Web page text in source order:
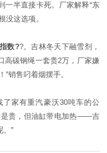
半直接卡死。厂家解释“东
没这选项。
数??。吉林冬天下融雪剂，
高碳钢绳一套贵2万，厂家嫌
”销售叼着烟摆手。
家有重汽豪沃30吨车的公
是贵，但油缸带电加热——吉
。”